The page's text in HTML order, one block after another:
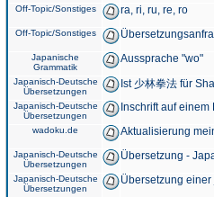
Off-Topic/Sonstiges ra, ri, ru, re, ro
Off-Topic/Sonstiges
Japanische
Grammatik
Aussprache "wo"
Japanisch-Deutsche
Übersetzungen
Ist 少林拳法 für
Japanisch-Deutsche
Übersetzungen
Inschrift auf
wadoku.de Aktualisierung
Japanisch-Deutsche
Übersetzungen
Übersetzung -
Japanisch-Deutsche
Übersetzungen
Übersetzung